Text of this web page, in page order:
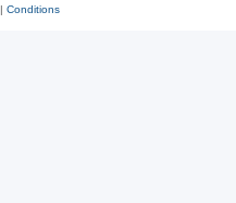
| Conditions